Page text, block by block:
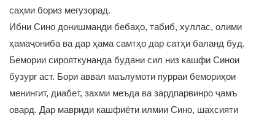
саҳми бориз мегузорад.
Ибни Сино донишманди бебаҳо, табиб, хуллас, олими
ҳамаҷониба ва дар ҳама самтҳо дар сатҳи баланд буд.
Бемории сирояткунанда будани сил низ кашфи Синои
бузург аст. Бори аввал маълумоти пурраи бемориҳои
менингит, диабет, захми меъда ва зардпарвинро ҷамъ
овард. Дар мавриди кашфиёти илмии Сино, шахсияти